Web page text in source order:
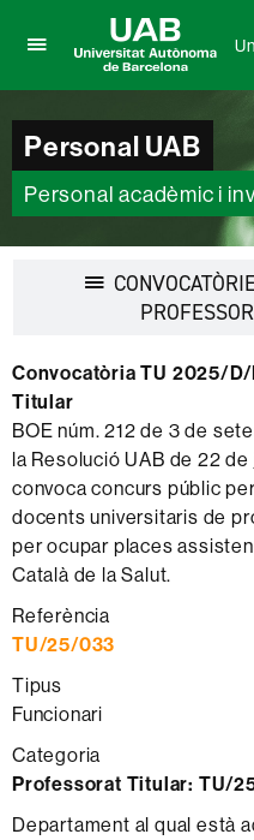
per
desplegar
el
menú
de
Universitat
Barcelona
Autònoma
de
Personal UAB
Personal acadèmic i
Convocatòria TU 2025/
Titular
BOE núm. 212 de 3 de
la Resolució UAB de 22
convoca concurs públic
docents universitaris de
per ocupar places
Català de la Salut.
Referència
TU/25/033
Tipus
Funcionari
Categoria
Professorat Titular: TU/
Departament al qual està